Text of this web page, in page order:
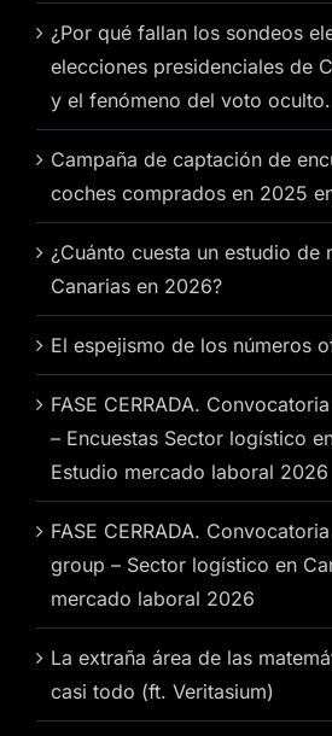
¿Por qué fallan los sondeos
elecciones presidenciales de
y el fenómeno del voto oculto.
Campaña de captación de
coches comprados en 2025
¿Cuánto cuesta un estudio de
Canarias en 2026?
El espejismo de los números
FASE CERRADA.
– Encuestas Sector logístico en
Estudio mercado laboral 2026
FASE CERRADA.
group – Sector logístico en
mercado laboral 2026
La extraña área de las
casi todo (ft. Veritasium)